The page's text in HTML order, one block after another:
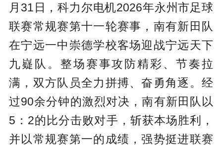
s
c
r
e
e
n
月31日，科力尔电机2026年永州市足球
联赛常规赛第十一轮赛事，南有新田队
在宁远一中崇德学校客场迎战宁远天下
九嶷队 。整场赛事攻防精彩、节奏拉
满，双方队员全力拼搏、奋勇角逐。经
过90余分钟的激烈对决，南有新田队以
5：2的比分击败对手，斩获本场胜利，
并以常规赛第一的成绩，强势挺进联赛